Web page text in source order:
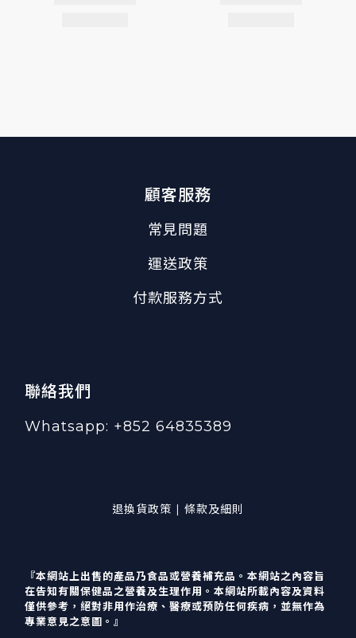
顧客服務
常見問題
運送政策
付款服務方式
聯絡我們
Whatsapp: +852 64835389
退換貨政策 | 條款及細則
『本網站上出售的產品乃食品或營養補充品。本網站之內容旨
在告知有關保健品之營養及生理作用。本網站所載內容及資料
僅供參考，絕對非用作治療、醫療或預防任何疾病，並無作為
專業意見之意圖。』